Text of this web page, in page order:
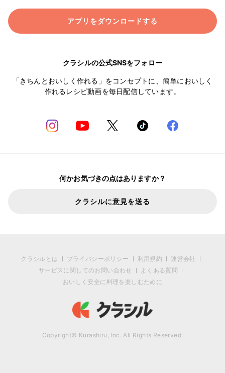
アプリをダウンロードする
クラシルの公式SNSをフォロー
「きちんとおいしく作れる」をコンセプトに、簡単においしく
作れるレシピ動画を毎日配信しています。
何かお気づきの点はありますか？
クラシルに意見を送る
クラシルとは プライバシーポリシー 利用規約
運営会社
サービスに関してのお問い合わせ
よくある質問
おいしく安全に料理を楽しむために
Copyright© Kurashiru, Inc. All Rights Reserved.